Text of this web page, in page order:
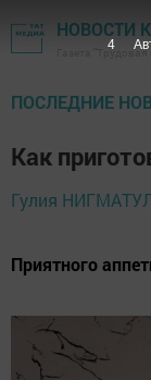
НОВОСТИ
Газета
ПОСЛЕДНИЕ
Как
Гулия
Приятного
2